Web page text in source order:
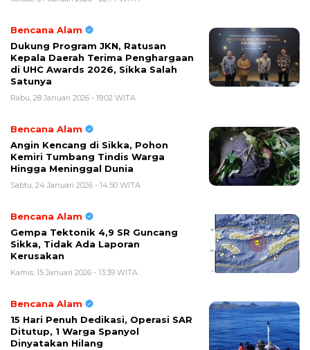
Bencana Alam
Dukung Program JKN, Ratusan
Kepala Daerah Terima Penghargaan
di UHC Awards 2026, Sikka Salah
Satunya
Rabu, 28 Januari 2026 - 19:02 WITA
Bencana Alam
Angin Kencang di Sikka, Pohon
Kemiri Tumbang Tindis Warga
Hingga Meninggal Dunia
Sabtu, 24 Januari 2026 - 14:50 WITA
Bencana Alam
Gempa Tektonik 4,9 SR Guncang
Sikka, Tidak Ada Laporan
Kerusakan
Kamis, 15 Januari 2026 - 13:39 WITA
Bencana Alam
15 Hari Penuh Dedikasi, Operasi SAR
Ditutup, 1 Warga Spanyol
Dinyatakan Hilang